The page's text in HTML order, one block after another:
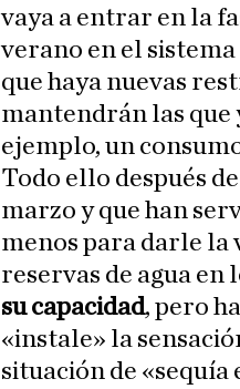
vaya a entrar en la
verano en el sistema
que haya nuevas
mantendrán las que
ejemplo, un
Todo ello después
marzo y que han
menos para darle la
reservas de agua en
su capacidad, pero
«instale» la
situación de